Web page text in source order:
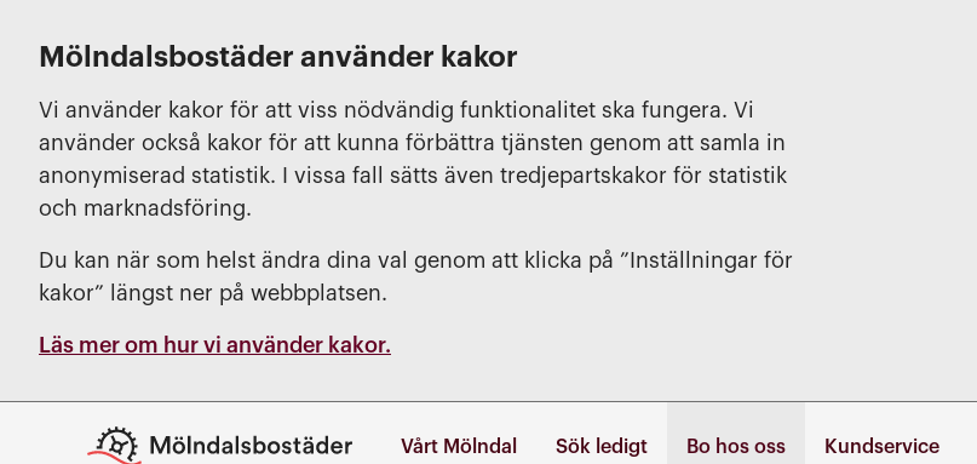
Mölndalsbostäder använder kakor
Vi använder kakor för att viss nödvändig funktionalitet ska fungera. Vi
använder också kakor för att kunna förbättra tjänsten genom att samla in
anonymiserad statistik. I vissa fall sätts även tredjepartskakor för statistik
och marknadsföring.
Du kan när som helst ändra dina val genom att klicka på ”Inställningar för
kakor” längst ner på webbplatsen.
Läs mer om hur vi använder kakor.
Vårt Mölndal Sök ledigt Bo hos oss Kundservice